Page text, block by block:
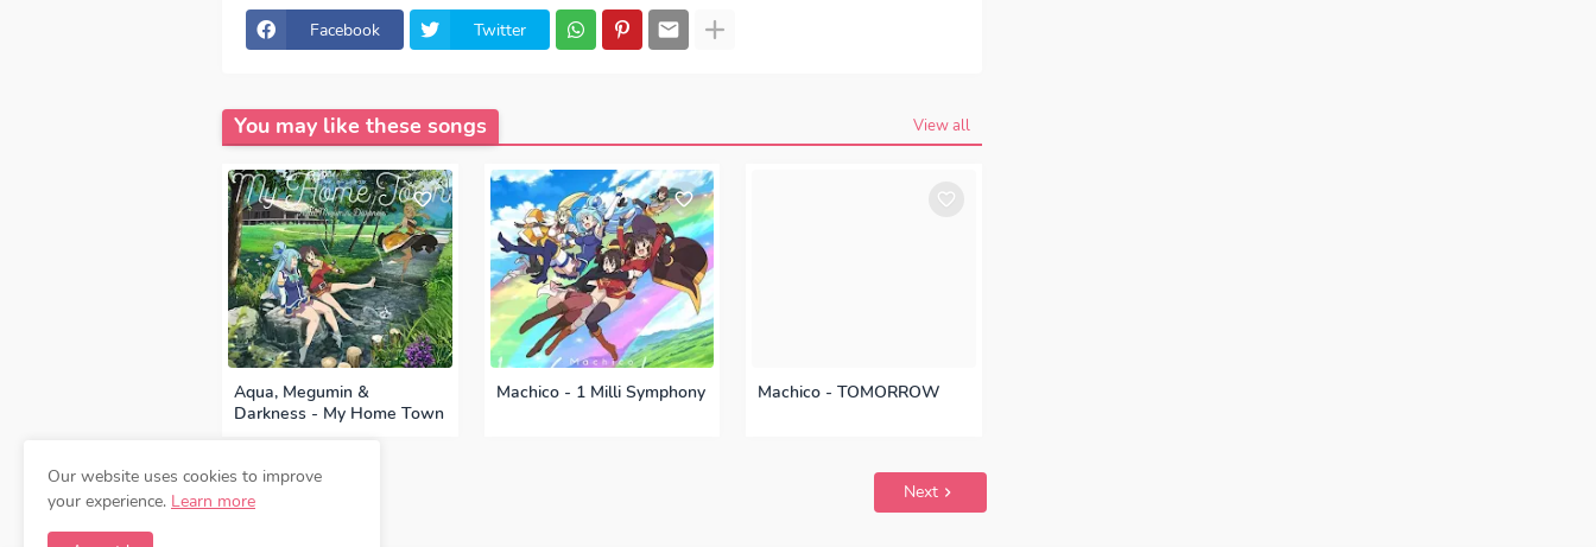
Kono Subarashii Sekai ni Shukufuku wo! - CV. (Seiyuu) KonoSuba - Ouchi ni Kaeritai (おう
ちに帰りたい), Download Lagu CV. (Seiyuu) KonoSuba - Ouchi ni Kaeritai (おうちに帰りた
い), lirik CV. (Seiyuu) KonoSuba - Ouchi ni Kaeritai (おうちに帰りたい), lyrics CV. (Seiyuu)
Ouchi ni Kaeritai (おうちに帰りたい) full version, CV. (Seiyuu) KonoSuba - Ouchi ni
Kaeritai (おうちに帰りたい) download mp3 320kbps, CV. (Seiyuu) KonoSuba - Ouchi ni
Kaeritai (おうちに帰りたい) MP3, Download Lagu Japan CV. (Seiyuu) KonoSuba - Ouchi ni
うちに帰りたい) japan, OP, ED Episode, Opening, Ending, Season 1, Season 2, Anime OST
Kono Subarashii Sekai ni Shukufuku wo!
Facebook Twitter
You may like these songs View all
Aqua, Megumin &
Darkness - My Home Town
Machico - 1 Milli Symphony Machico - TOMORROW
Previous Next
Our website uses cookies to improve
your experience. Learn more